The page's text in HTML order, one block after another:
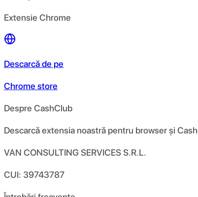
Extensie Chrome
Descarcă de pe
Chrome store
Despre CashClub
Descarcă extensia noastră pentru browser și
VAN CONSULTING SERVICES S.R.L.
CUI: 39743787